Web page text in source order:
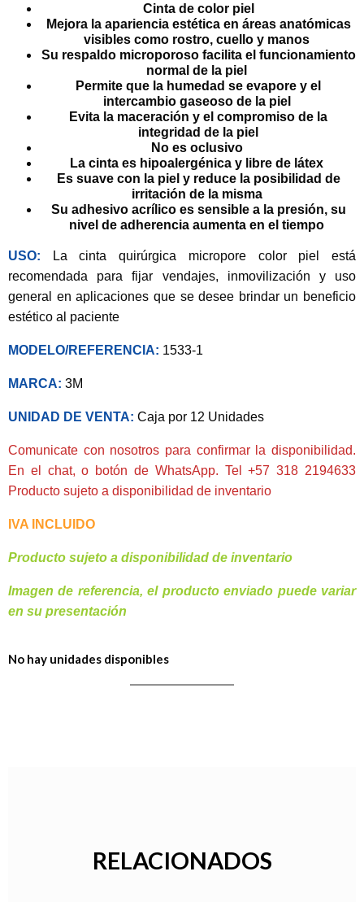
Cinta de color piel
Mejora la apariencia estética en áreas anatómicas
visibles como rostro, cuello y manos
Su respaldo microporoso facilita el funcionamiento
normal de la piel
Permite que la humedad se evapore y el
intercambio gaseoso de la piel
Evita la maceración y el compromiso de la
integridad de la piel
No es oclusivo
La cinta es hipoalergénica y libre de látex
Es suave con la piel y reduce la posibilidad de
irritación de la misma
Su adhesivo acrílico es sensible a la presión, su
nivel de adherencia aumenta en el tiempo
USO: La cinta quirúrgica micropore color piel está
recomendada para fijar vendajes, inmovilización y uso
general en aplicaciones que se desee brindar un beneficio
estético al paciente
MODELO/REFERENCIA: 1533-1
MARCA: 3M
UNIDAD DE VENTA: Caja por 12 Unidades
Comunicate con nosotros para confirmar la disponibilidad.
En el chat, o botón de WhatsApp. Tel +57 318 2194633
Producto sujeto a disponibilidad de inventario
IVA INCLUIDO
Producto sujeto a disponibilidad de inventario
Imagen de referencia, el producto enviado puede variar
en su presentación
No hay unidades disponibles
RELACIONADOS